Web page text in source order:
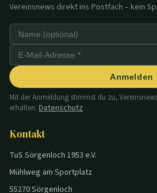
Vereinsnews direkt ins Postfach – kein
Anmelden
Mit der Anmeldung stimmst du zu,
erhalten. Datenschutz
Kontakt
TuS Sörgenloch 1953 e.V.
Mühlweg am Sportplatz
55270 Sörgenloch